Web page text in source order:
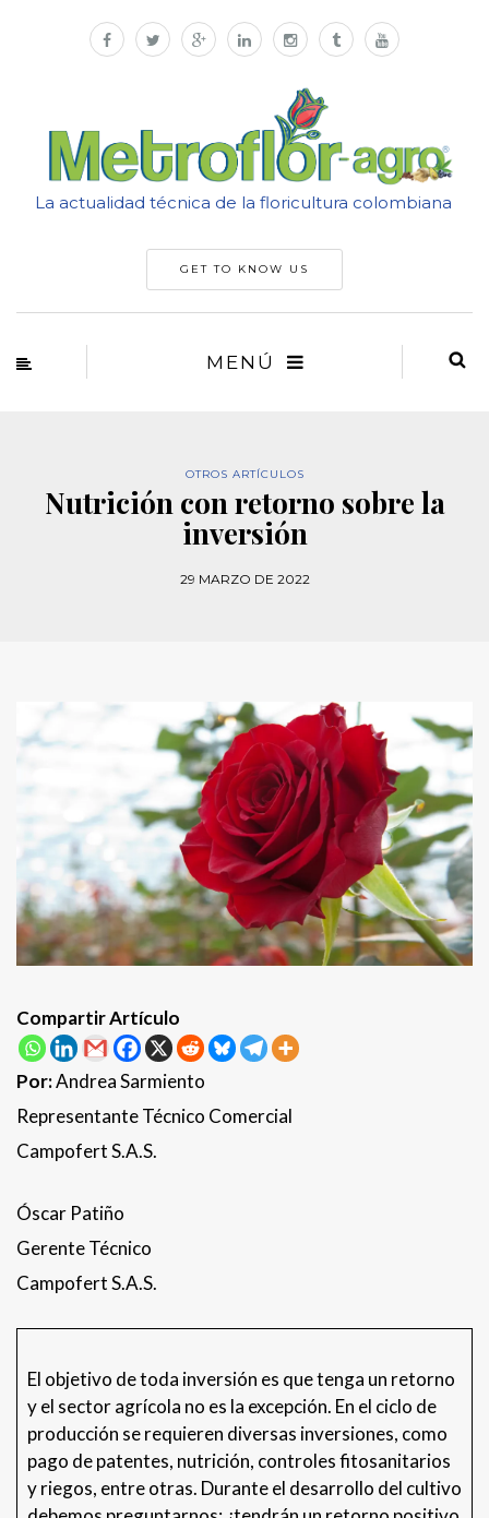
La actualidad técnica de la floricultura colombiana
GET TO KNOW US
MENÚ
OTROS ARTÍCULOS
Nutrición con retorno sobre la
inversión
29 MARZO DE 2022
Compartir Artículo
Por:Andrea Sarmiento
Representante Técnico Comercial
Campofert S.A.S.
Óscar Patiño
Gerente Técnico
Campofert S.A.S.
El objetivo de toda inversión es que tenga un retorno
y el sector agrícola no es la excepción. En el ciclo de
producción se requieren diversas inversiones, como
pago de patentes, nutrición, controles fitosanitarios
y riegos, entre otras. Durante el desarrollo del cultivo